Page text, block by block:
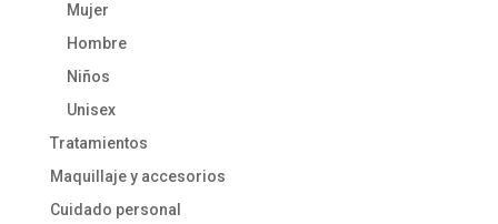
Mujer
Hombre
Niños
Unisex
Tratamientos
Maquillaje y accesorios
Cuidado personal